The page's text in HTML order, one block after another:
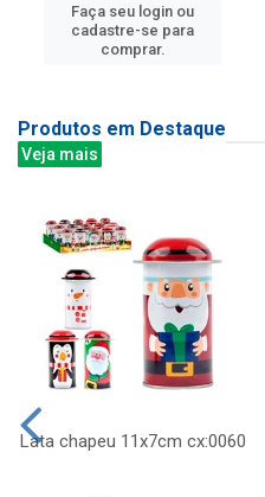
Faça seu login ou
cadastre-se para
comprar.
Produtos em Destaque
Veja mais
Lata chapeu 11x7cm cx:0060